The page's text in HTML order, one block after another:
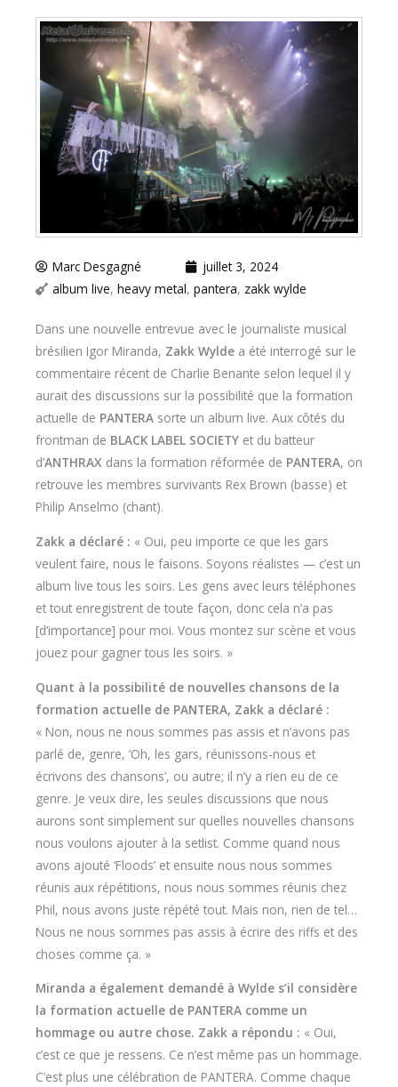
Marc Desgagné
juillet 3, 2024
album live, heavy metal, pantera, zakk wylde
Dans une nouvelle entrevue avec le journaliste musical
brésilien Igor Miranda, Zakk Wylde a été interrogé sur le
commentaire récent de Charlie Benante selon lequel il y
aurait des discussions sur la possibilité que la formation
actuelle de PANTERA sorte un album live. Aux côtés du
frontman de BLACK LABEL SOCIETY et du batteur
d’ANTHRAX dans la formation réformée de PANTERA, on
retrouve les membres survivants Rex Brown (basse) et
Philip Anselmo (chant).
Zakk a déclaré : « Oui, peu importe ce que les gars
veulent faire, nous le faisons. Soyons réalistes — c’est un
album live tous les soirs. Les gens avec leurs téléphones
et tout enregistrent de toute façon, donc cela n’a pas
[d’importance] pour moi. Vous montez sur scène et vous
jouez pour gagner tous les soirs. »
Quant à la possibilité de nouvelles chansons de la
formation actuelle de PANTERA, Zakk a déclaré :
« Non, nous ne nous sommes pas assis et n’avons pas
parlé de, genre, ‘Oh, les gars, réunissons-nous et
écrivons des chansons’, ou autre; il n’y a rien eu de ce
genre. Je veux dire, les seules discussions que nous
aurons sont simplement sur quelles nouvelles chansons
nous voulons ajouter à la setlist. Comme quand nous
avons ajouté ‘Floods’ et ensuite nous nous sommes
réunis aux répétitions, nous nous sommes réunis chez
Phil, nous avons juste répété tout. Mais non, rien de tel…
Nous ne nous sommes pas assis à écrire des riffs et des
choses comme ça. »
Miranda a également demandé à Wylde s’il considère
la formation actuelle de PANTERA comme un
hommage ou autre chose. Zakk a répondu : « Oui,
c’est ce que je ressens. Ce n’est même pas un hommage.
C’est plus une célébration de PANTERA. Comme chaque